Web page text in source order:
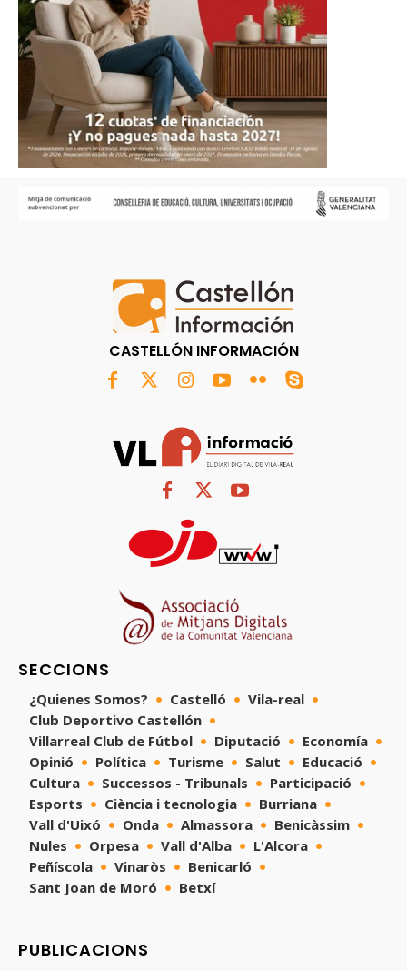
CASTELLÓN INFORMACIÓN
SECCIONS
¿Quienes Somos? Castelló
Vila-real
Club Deportivo Castellón
Villarreal Club de Fútbol
Diputació
Economía
Opinió
Política Turisme Salut
Educació
Cultura
Successos - Tribunals
Participació
Esports
Ciència i tecnologia
Burriana
Vall d'Uixó
Onda Almassora
Benicàssim
Nules
Orpesa Vall d'Alba
L'Alcora
Peñíscola
Vinaròs
Benicarló
Sant Joan de Moró
Betxí
PUBLICACIONS